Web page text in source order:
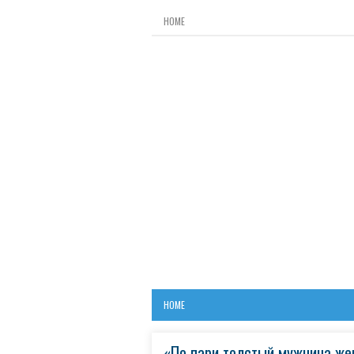
HOME
HOME